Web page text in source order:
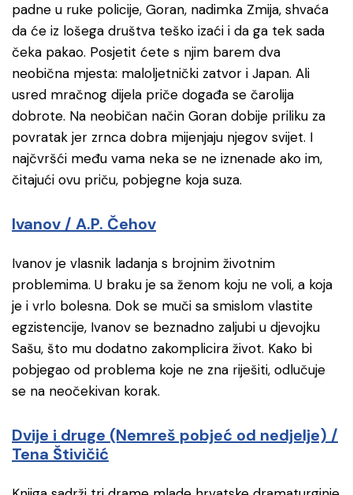
padne u ruke policije, Goran, nadimka Zmija, shvaća
da će iz lošega društva teško izaći i da ga tek sada
čeka pakao. Posjetit ćete s njim barem dva
neobična mjesta: maloljetnički zatvor i Japan. Ali
usred mračnog dijela priče događa se čarolija
dobrote. Na neobičan način Goran dobije priliku za
povratak jer zrnca dobra mijenjaju njegov svijet. I
najčvršći među vama neka se ne iznenade ako im,
čitajući ovu priču, pobjegne koja suza.
Ivanov / A.P. Čehov
Ivanov je vlasnik ladanja s brojnim životnim
problemima. U braku je sa ženom koju ne voli, a koja
je i vrlo bolesna. Dok se muči sa smislom vlastite
egzistencije, Ivanov se beznadno zaljubi u djevojku
Sašu, što mu dodatno zakomplicira život. Kako bi
pobjegao od problema koje ne zna riješiti, odlučuje
se na neočekivan korak.
Dvije i druge (Nemreš pobjeć od nedjelje) /
Tena Štivičić